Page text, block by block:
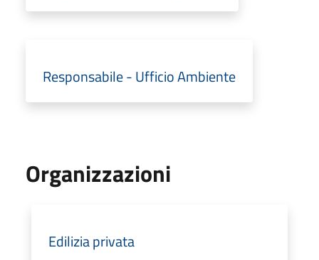
Responsabile - Ufficio Ambiente
Organizzazioni
Edilizia privata